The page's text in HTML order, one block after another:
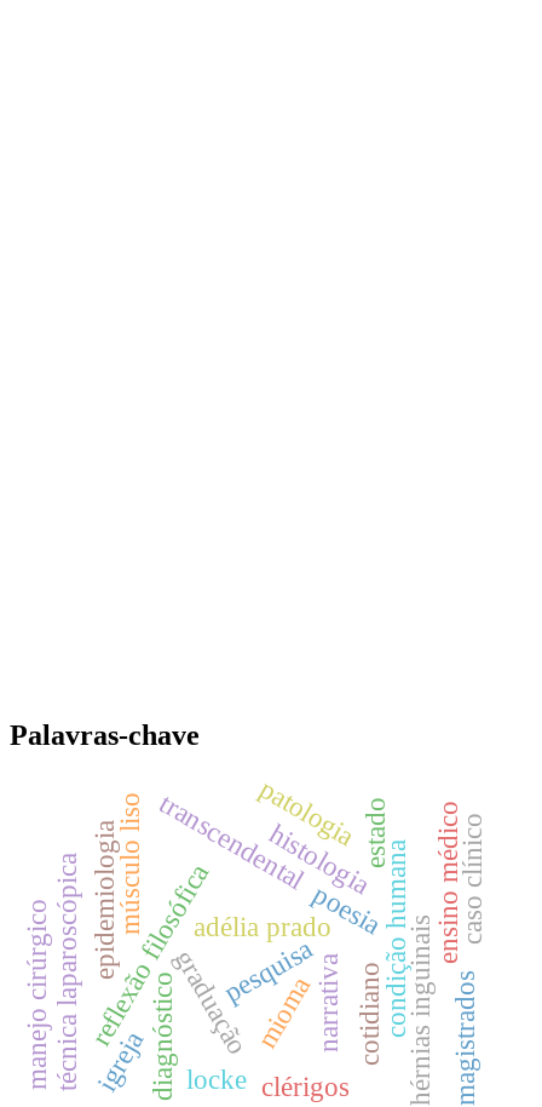
Palavras-chave
poesia
narrativa
adélia prado
reflexão filosófica
transcendental
cotidianocondição humana
músculo liso histologia
hérnias inguinais
pesquisa
ensino médico
graduação
técnica laparoscópica diagnóstico
c
a
s
o
c
l
í
n
i
c
o
m
a
n
e
j
o
c
i
r
ú
r
g
i
c
o
mioma
patologia
epidemiologia
locke
estado
magistrados
igreja clérigos